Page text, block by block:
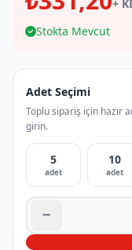
+
Stokta Mevcut
Adet Seçimi
Toplu sipariş için hazır
girin.
5
adet
10
adet